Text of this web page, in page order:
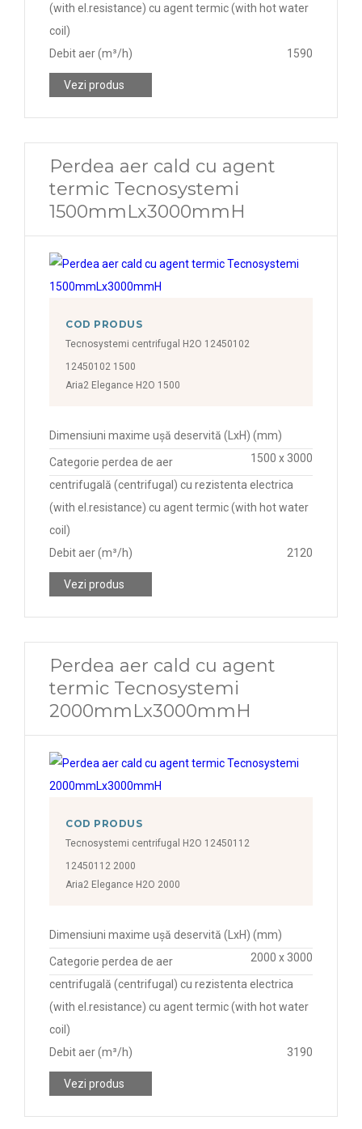
(with el.resistance) cu agent termic (with hot water
coil)
Debit aer (m³/h)
1590
Vezi produs
Perdea aer cald cu agent
termic Tecnosystemi
1500mmLx3000mmH
COD PRODUS
Tecnosystemi centrifugal H2O 12450102
12450102 1500
Aria2 Elegance H2O 1500
Dimensiuni maxime ușă deservită (LxH) (mm)
1500 x 3000
Categorie perdea de aer
centrifugală (centrifugal) cu rezistenta electrica
(with el.resistance) cu agent termic (with hot water
coil)
Debit aer (m³/h)
2120
Vezi produs
Perdea aer cald cu agent
termic Tecnosystemi
2000mmLx3000mmH
COD PRODUS
Tecnosystemi centrifugal H2O 12450112
12450112 2000
Aria2 Elegance H2O 2000
Dimensiuni maxime ușă deservită (LxH) (mm)
2000 x 3000
Categorie perdea de aer
centrifugală (centrifugal) cu rezistenta electrica
(with el.resistance) cu agent termic (with hot water
coil)
Debit aer (m³/h)
3190
Vezi produs